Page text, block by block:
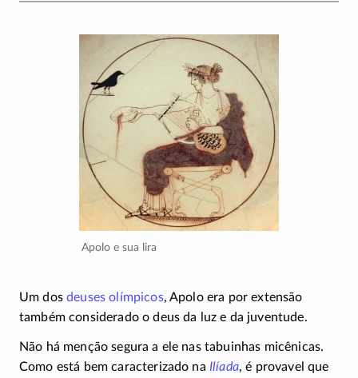
Apolo e sua lira
Um dosdeuses olímpicos, Apolo era por extensão
também considerado o deus da luz e da juventude.
Não há menção segura a ele nas tabuinhas micênicas.
Como está bem caracterizado na Ilíada, é provavel que